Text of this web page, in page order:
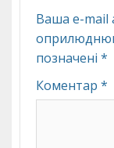
Ваша e-mail
позначені *
Коментар *